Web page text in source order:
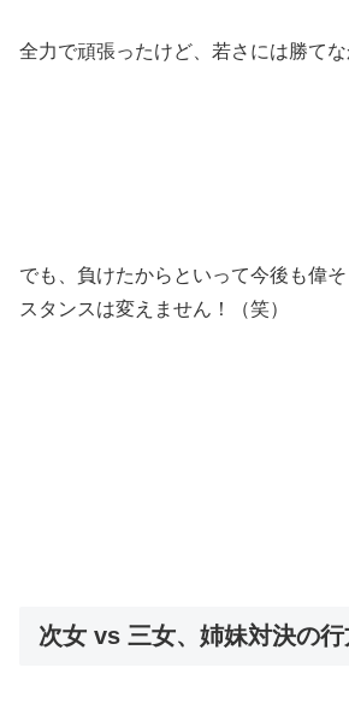
全力で頑張ったけど、若さには勝て
でも、負けたからといって今後も偉
スタンスは変えません！（笑）
次女 vs 三女、姉妹対決の